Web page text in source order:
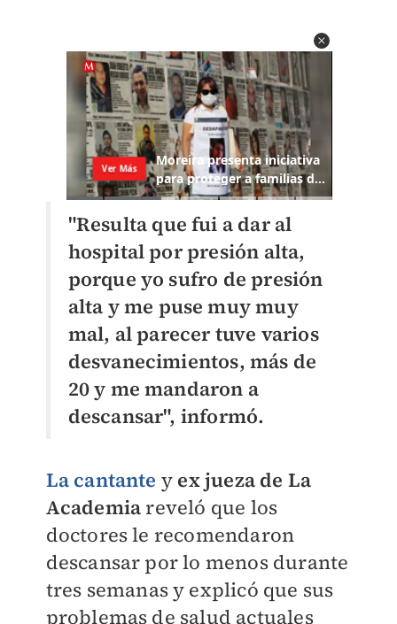
"Resulta que fui a dar al
hospital por presión alta,
porque yo sufro de presión
alta y me puse muy muy
mal, al parecer tuve varios
desvanecimientos, más de
20 y me mandaron a
descansar", informó.
La cantante y ex jueza de La
Academiareveló que los
doctores le recomendaron
descansar por lo menos durante
tres semanas y explicó que sus
problemas de salud actuales